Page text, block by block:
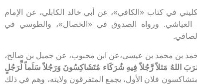
في كتاب «الكافي»، عن أبي خالد الكابلي، عن الإمام
العياشي. ورواه الصدوق في «الخصال»، والطوسي في
بن محمد بن عيسى،عن ابن محبوب، عن جميل بن صالح،
اللهُ مَثلاً رَّجُلاً فِيهِ شُرَكَاء مُتَشَاكِسُونَ وَرَجُلاً سَلَماً لِّرَجُلٍ
فلان الأول، يجمع المتفرقون ولايته، وهم في ذلك